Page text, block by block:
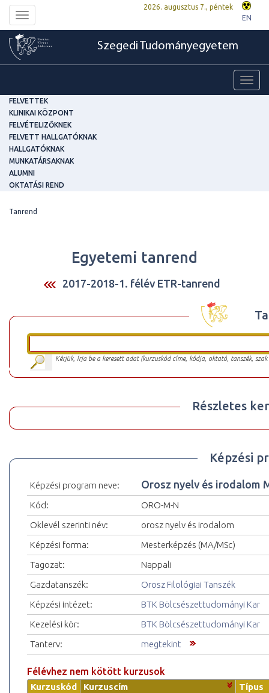
Toggle
navigation
2026. augusztus 7., péntek
EN
Szegedi Tudományegyetem
FELVETTEK
KLINIKAI KÖZPONT
FELVÉTELIZŐKNEK
FELVETT HALLGATÓKNAK
HALLGATÓKNAK
MUNKATÁRSAKNAK
ALUMNI
OKTATÁSI REND
Tanrend
Egyetemi tanrend
2017-2018-1. félév ETR-tanrend
Kérjük, írja be a keresett adat (kurzuskód címe, kódja, oktató, tanszék,
Részletes
Képzési
Képzési program neve: Orosz nyelv és irodalom
Kód:
ORO-M-N
Oklevél szerinti név:
orosz nyelv és irodalom
Képzési forma:
Mesterképzés (MA/MSc)
Tagozat:
Nappali
Gazdatanszék:
Orosz Filológiai Tanszék
Képzési intézet:
BTK Bölcsészettudományi Kar
Kezelési kör:
BTK Bölcsészettudományi Kar
Tanterv:
megtekint
Félévhez nem kötött kurzusok
Kurzuskód Kurzuscím
Típus